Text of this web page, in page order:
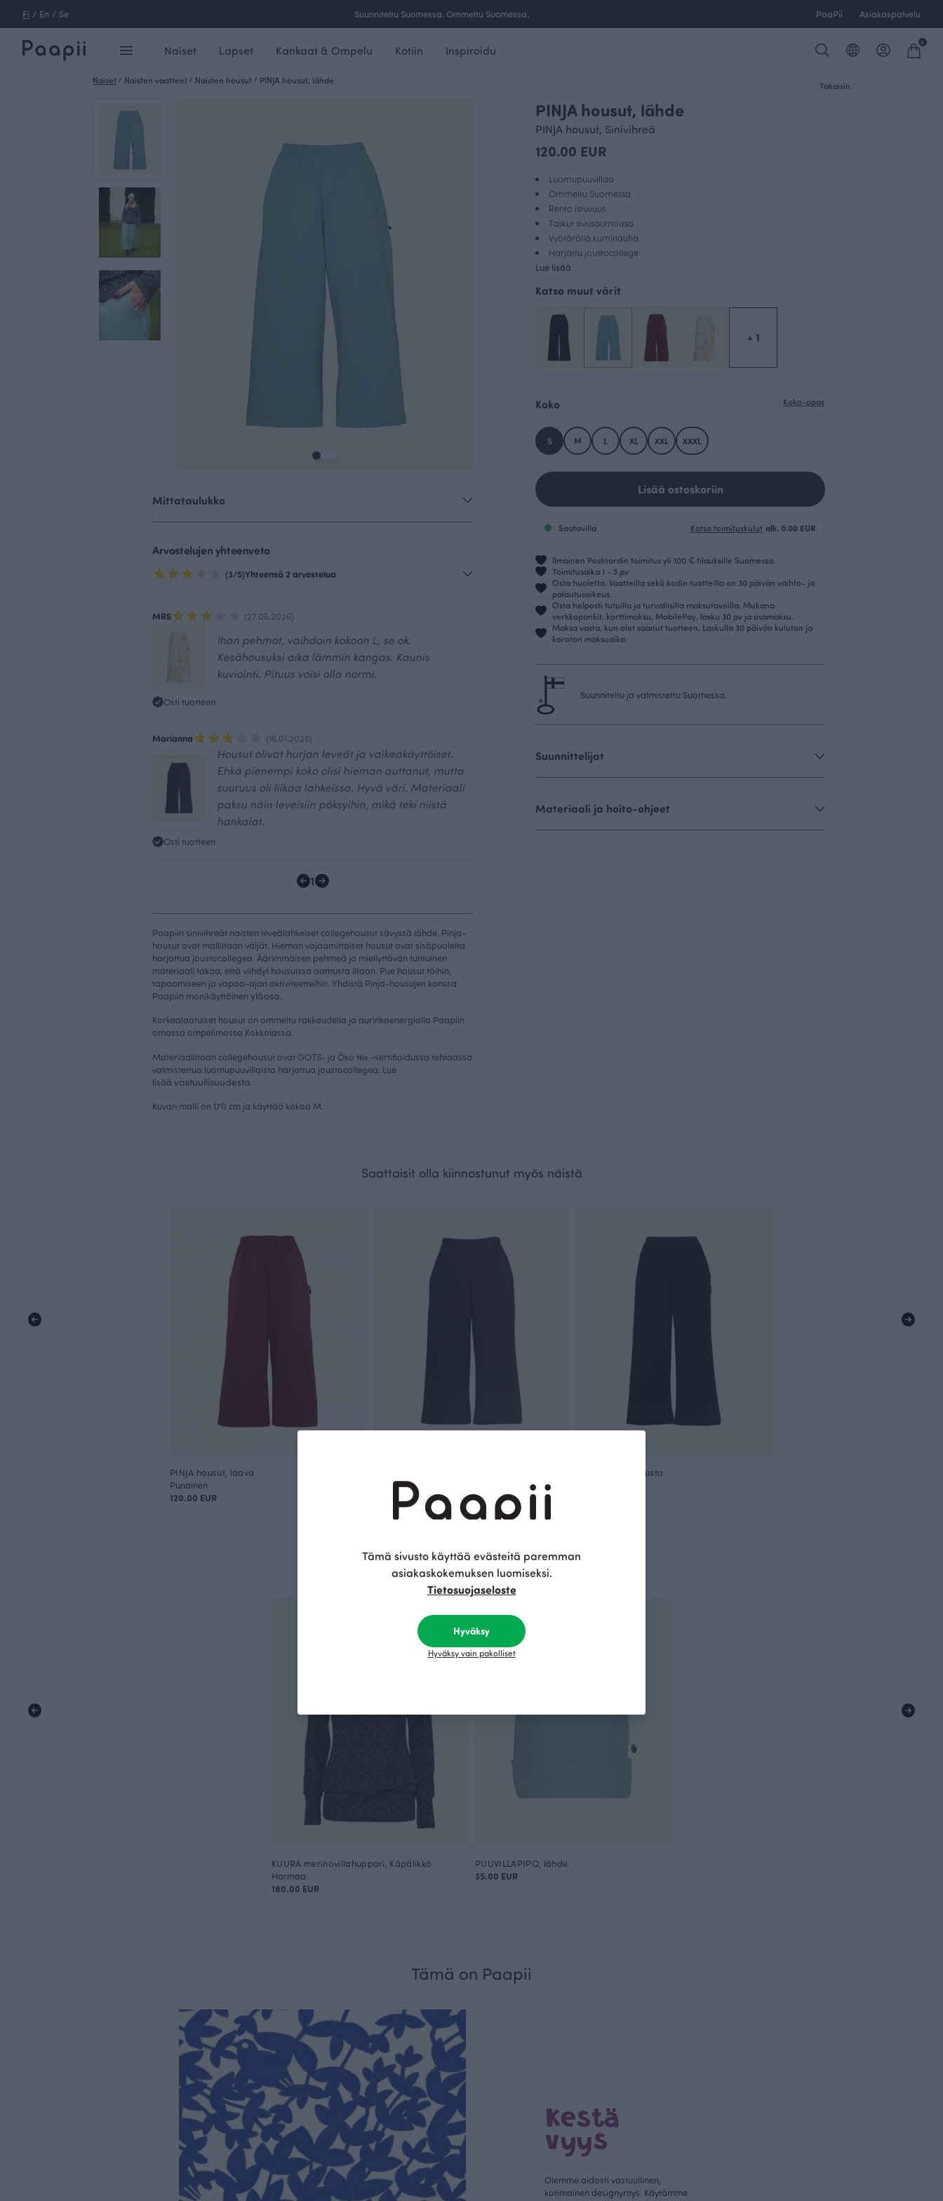
Fi / En / Se Suunniteltu Suomessa. Ommeltu Suomessa. PaaPii Asiakaspalvelu
Naiset Lapset Kankaat & Ompelu Kotiin Inspiroidu
0
Naiset / Naisten vaatteet / Naisten housut / PINJA housut, lähde Takaisin
Mittataulukko
Arvostelujen yhteenveto
(3/5)Yhteensä 2 arvostelua
MRS (27.06.2026)
Ihan pehmot, vaihdoin kokoon L, se ok.
Kesähousuksi aika lämmin kangas. Kaunis
kuviointi. Pituus voisi olla normi.
Osti tuotteen
Marianna (16.01.2026)
Housut olivat hurjan leveät ja vaikeakäyttöiset.
Ehkä pienempi koko olisi hieman auttanut, mutta
suuruus oli liikaa lahkeissa. Hyvä väri. Materiaali
paksu näin leveisiin pöksyihin, mikä teki niistä
hankalat.
Osti tuotteen
1
Paapiin sinivihreät naisten leveälahkeiset collegehousut sävyssä lähde. Pinja-
housut ovat malliltaan väljät. Hieman vajaamittaiset housut ovat sisäpuolelta
harjattua joustocollegea. Äärimmäisen pehmeä ja miellyttävän tuntuinen
materiaali takaa, että viihdyt housuissa aamusta iltaan. Pue housut töihin,
tapaamiseen ja vapaa-ajan aktiviteetteihin. Yhdistä Pinja-housujen kanssa
Paapiin monikäyttöinen yläosa.
Korkealaatuiset housut on ommeltu rakkaudella ja aurinkoenergialla Paapiin
omassa ompelimossa Kokkolassa.
Materiaaliltaan collegehousut ovat GOTS- ja Öko tex -sertifioidussa tehtaassa
valmistettua luomupuuvillaista harjattua joustocollegea. Lue
lisää vastuullisuudesta.
Kuvan malli on 170 cm ja käyttää kokoa M.
PINJA housut, lähde
PINJA housut, Sinivihreä
120.00 EUR
Luomupuuvillaa
Ommeltu Suomessa
Rento istuvuus
Taskut sivusaumoissa
Vyötäröllä kuminauha
Harjattu joustocollege
Lue lisää
Katso muut värit
+ 1
Koko Koko-opas
S M L XL XXL XXXL
Lisää ostoskoriin
Saatavilla Katso toimituskulut alk. 0.00 EUR
Ilmainen Postnordin toimitus yli 100 € tilauksille Suomessa.
Toimitusaika 1 - 3 pv
Osta huoletta. Vaatteilla sekä kodin tuotteilla on 30 päivän vaihto- ja
palautusoikeus.
Osta helposti tutuilla ja turvallisilla maksutavoilla. Mukana
verkkopankit, korttimaksu, MobilePay, lasku 30 pv ja osamaksu.
Maksa vasta, kun olet saanut tuotteen. Laskulla 30 päivän kuluton ja
koroton maksuaika.
Suunniteltu ja valmistettu Suomessa.
Suunnittelijat
Materiaali ja hoito-ohjeet
Saattaisit olla kiinnostunut myös näistä
PINJA housut, laava
Punainen
120.00 EUR
Ruskea
120.00 EUR
PINJA housut, musta
Täydennä asukokonaisuus näillä tuotteilla
KUURA merinovillahuppari, Käpälikkö
Harmaa
180.00 EUR
PUUVILLAPIPO, lähde
35.00 EUR
Tämä on Paapii
Kestä
vyys
Olemme aidosti vastuullinen,
kotimainen designyritys. Käytämme
Tämä sivusto käyttää evästeitä paremman
asiakaskokemuksen luomiseksi.
Tietosuojaseloste
Hyväksy
Hyväksy vain pakolliset